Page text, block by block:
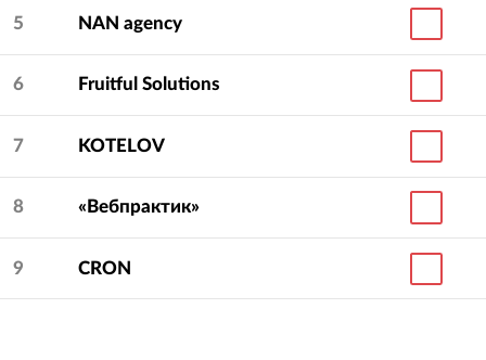
5 NAN agency
6 Fruitful Solutions
7 KOTELOV
8 «Вебпрактик»
9 CRON